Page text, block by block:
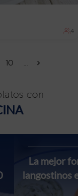
4
10 ... »
con
La mejor
langostinos